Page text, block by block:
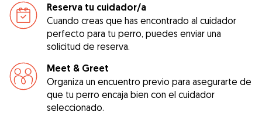
Reserva tu cuidador/a
Cuando creas que has encontrado al cuidador
perfecto para tu perro, puedes enviar una
solicitud de reserva.
Meet & Greet
Organiza un encuentro previo para asegurarte de
que tu perro encaja bien con el cuidador
seleccionado.